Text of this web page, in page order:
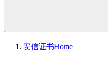
安信证书Home